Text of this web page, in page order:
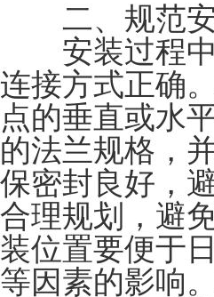
二、规范安
安装过程中
连接方式正确
点的垂直或水
的法兰规格，
保密封良好，
合理规划，避
装位置要便于
等因素的影响